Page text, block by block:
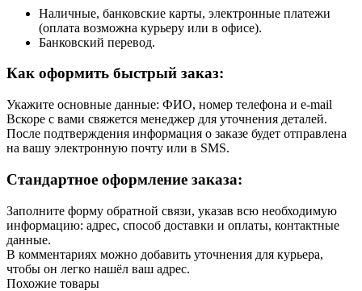
Наличные, банковские карты, электронные платежи
(оплата возможна курьеру или в офисе).
Банковский перевод.
Как оформить быстрый заказ:
Укажите основные данные: ФИО, номер телефона и e-mail
Вскоре с вами свяжется менеджер для уточнения деталей.
После подтверждения информация о заказе будет отправлена
на вашу электронную почту или в SMS.
Стандартное оформление заказа:
Заполните форму обратной связи, указав всю необходимую
информацию: адрес, способ доставки и оплаты, контактные
данные.
В комментариях можно добавить уточнения для курьера,
чтобы он легко нашёл ваш адрес.
Похожие товары